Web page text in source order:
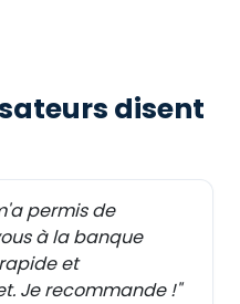
disent
permis de
à la banque
et
Je recommande !"